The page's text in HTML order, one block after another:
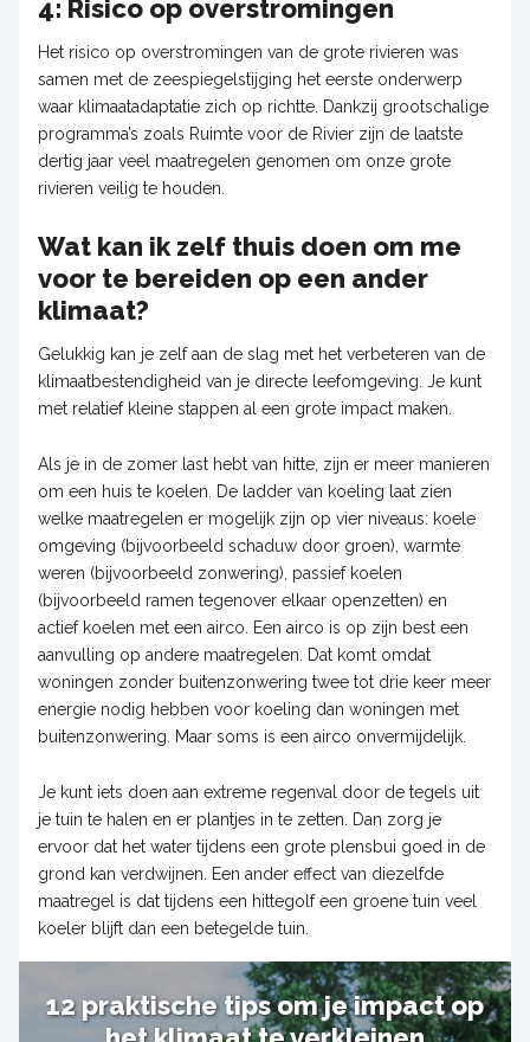
4: Risico op overstromingen
Het risico op overstromingen van de grote rivieren was
samen met de zeespiegelstijging het eerste onderwerp
waar klimaatadaptatie zich op richtte. Dankzij grootschalige
programma’s zoals Ruimte voor de Rivier zijn de laatste
dertig jaar veel maatregelen genomen om onze grote
rivieren veilig te houden.
Wat kan ik zelf thuis doen om me
voor te bereiden op een ander
klimaat?
Gelukkig kan je zelf aan de slag met het verbeteren van de
klimaatbestendigheid van je directe leefomgeving. Je kunt
met relatief kleine stappen al een grote impact maken.
Als je in de zomer last hebt van hitte, zijn er meer manieren
om een huis te koelen. De ladder van koeling laat zien
welke maatregelen er mogelijk zijn op vier niveaus: koele
omgeving (bijvoorbeeld schaduw door groen), warmte
weren (bijvoorbeeld zonwering), passief koelen
(bijvoorbeeld ramen tegenover elkaar openzetten) en
actief koelen met een airco. Een airco is op zijn best een
aanvulling op andere maatregelen. Dat komt omdat
woningen zonder buitenzonwering twee tot drie keer meer
energie nodig hebben voor koeling dan woningen met
buitenzonwering. Maar soms is een airco onvermijdelijk.
Je kunt iets doen aan extreme regenval door de tegels uit
je tuin te halen en er plantjes in te zetten. Dan zorg je
ervoor dat het water tijdens een grote plensbui goed in de
grond kan verdwijnen. Een ander effect van diezelfde
maatregel is dat tijdens een hittegolf een groene tuin veel
koeler blijft dan een betegelde tuin.
12 praktische tips om je impact op